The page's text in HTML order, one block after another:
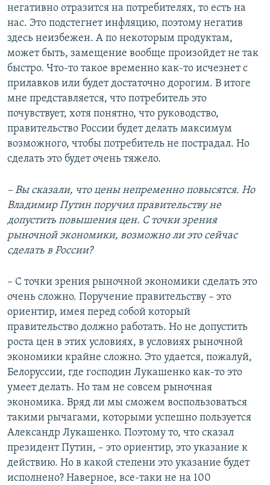
негативно отразится на потребителях, то есть на
нас. Это подстегнет инфляцию, поэтому негатив
здесь неизбежен. А по некоторым продуктам,
может быть, замещение вообще произойдет не так
быстро. Что-то такое временно как-то исчезнет с
прилавков или будет достаточно дорогим. В итоге
мне представляется, что потребитель это
почувствует, хотя понятно, что руководство,
правительство России будет делать максимум
возможного, чтобы потребитель не пострадал. Но
сделать это будет очень тяжело.
– Вы сказали, что цены непременно повысятся. Но
Владимир Путин поручил правительству не
допустить повышения цен. С точки зрения
рыночной экономики, возможно ли это сейчас
сделать в России?
– С точки зрения рыночной экономики сделать это
очень сложно. Поручение правительству – это
ориентир, имея перед собой который
правительство должно работать. Но не допустить
роста цен в этих условиях, в условиях рыночной
экономики крайне сложно. Это удается, пожалуй,
Белоруссии, где господин Лукашенко как-то это
умеет делать. Но там не совсем рыночная
экономика. Вряд ли мы сможем воспользоваться
такими рычагами, которыми успешно пользуется
Александр Лукашенко. Поэтому то, что сказал
президент Путин, – это ориентир, это указание к
действию. Но в какой степени это указание будет
исполнено? Наверное, все-таки не на 100